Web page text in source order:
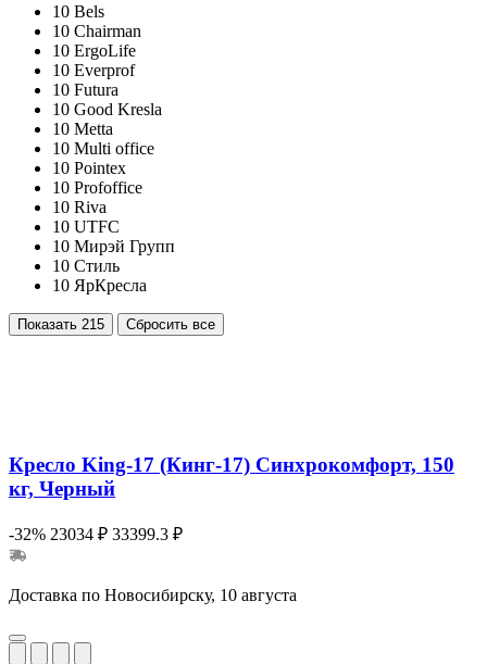
10 Bels
10 Chairman
10 ErgoLife
10 Everprof
10 Futura
10 Good Kresla
10 Metta
10 Multi office
10 Pointex
10 Profoffice
10 Riva
10 UTFC
10 Мирэй Групп
10 Стиль
10 ЯрКресла
Показать 215 Сбросить все
Кресло King-17 (Кинг-17) Синхрокомфорт, 150
кг, Черный
-32% 23034 ₽ 33399.3 ₽
Доставка по Новосибирску, 10 августа